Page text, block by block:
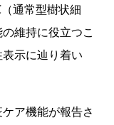
通常型樹状細
維持に役立つこ
示に辿り着い
ア機能が報告さ